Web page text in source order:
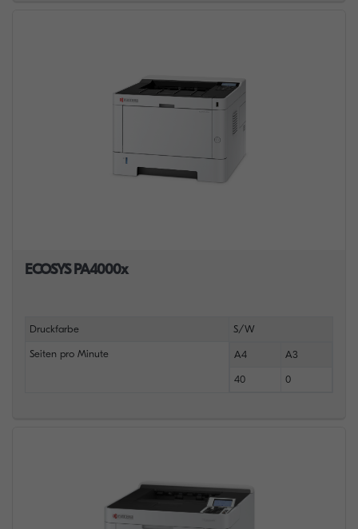
ECOSYS PA4000x
Druckfarbe S/W
Seiten pro Minute A4 A3
40 0